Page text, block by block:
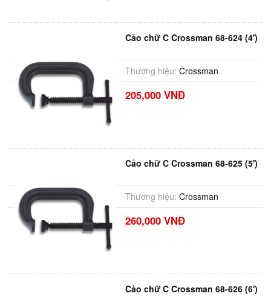
Cảo chữ C Crossman 68-624 (4')
Thương hiệu: Crossman
205,000 VNĐ
Cảo chữ C Crossman 68-625 (5')
Thương hiệu: Crossman
260,000 VNĐ
Cảo chữ C Crossman 68-626 (6')